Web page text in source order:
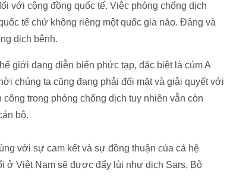
với cộng đồng quốc tế. Việc phòng chống dịch
tế chứ không riêng một quốc gia nào. Đảng và
dịch bệnh.
giới đang diễn biến phức tạp, đặc biệt là cúm A
chúng ta cũng đang phải đối mặt và giải quyết với
trong phòng chống dịch tuy nhiên vẫn còn
bộ.
với sự cam kết và sự đồng thuận của cả hệ
ở Việt Nam sẽ được đẩy lùi như dịch Sars, Bộ